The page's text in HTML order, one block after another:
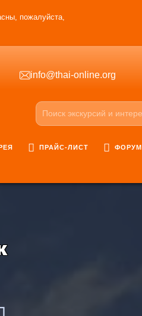
пожалуйста,
info@thai-online.org
ПРАЙС-ЛИСТ ФОРУМ